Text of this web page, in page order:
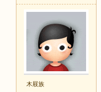
木屐族